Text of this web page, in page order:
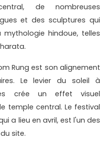
de nombreuses
et des sculptures qui
hindoue, telles
Rung est son alignement
Le levier du soleil à
crée un effet visuel
temple central. Le festival
a lieu en avril, est l'un des
site.